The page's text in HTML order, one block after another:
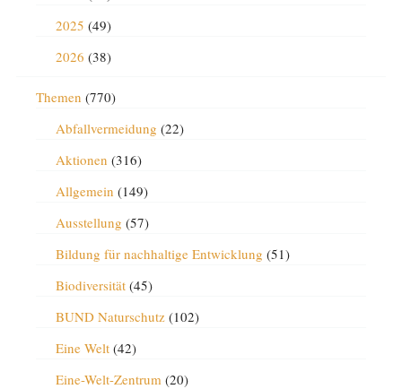
2025 (49)
2026 (38)
Themen (770)
Abfallvermeidung (22)
Aktionen (316)
Allgemein (149)
Ausstellung (57)
Bildung für nachhaltige Entwicklung (51)
Biodiversität(45)
BUND Naturschutz(102)
Eine Welt(42)
Eine-Welt-Zentrum(20)